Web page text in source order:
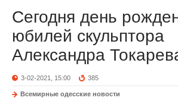
Сегодня день
юбилей скульптора
Александра
3-02-2021, 15:00 385
Всемирные одесские новости